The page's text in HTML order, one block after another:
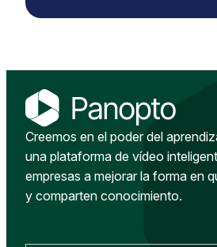
Creemos en el poder del
una plataforma de vídeo
empresas a mejorar la forma en
y comparten conocimiento.